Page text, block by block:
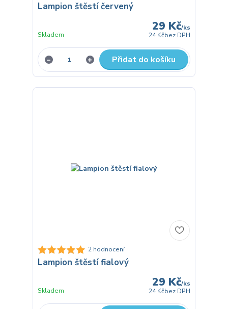
Lampion štěstí červený
29 Kč/ks
24 Kčbez DPH
Skladem
Přidat do košíku
2 hodnocení
Lampion štěstí fialový
29 Kč/ks
24 Kčbez DPH
Skladem